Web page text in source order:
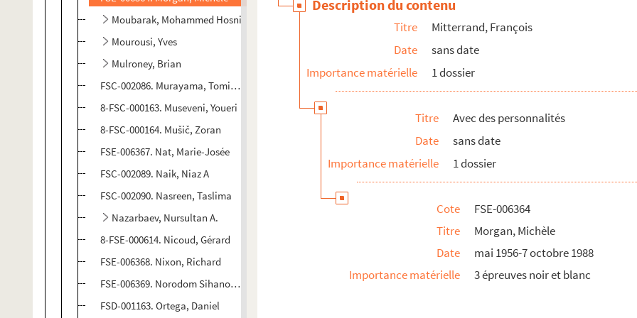
Moubarak, Mohammed Hosni
Mourousi, Yves
Mulroney, Brian
FSC-002086. Murayama, Tomiichi
8-FSC-000163. Museveni, Youeri
8-FSC-000164. Mušič, Zoran
FSE-006367. Nat, Marie-Josée
FSC-002089. Naik, Niaz A
FSC-002090. Nasreen, Taslima
Nazarbaev, Nursultan A.
8-FSE-000614. Nicoud, Gérard
FSE-006368. Nixon, Richard
FSE-006369. Norodom Sihanouk, roi du Cambodge
FSD-001163. Ortega, Daniel
Description du contenu
Titre
Mitterrand, François
Date
sans date
Importance matérielle
1 dossier
Titre
Avec des personnalités
Date
sans date
Importance matérielle
1 dossier
Cote
FSE-006364
Titre
Morgan, Michèle
Date
mai 1956-7 octobre 1988
Importance matérielle
3 épreuves noir et blanc